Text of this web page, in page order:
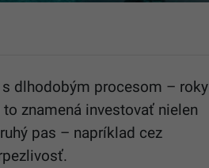
dlhodobým procesom – roky
znamená investovať nielen
pas – napríklad cez